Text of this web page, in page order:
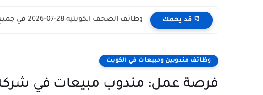
📁 قد يهمك وظائف الصحف الكويتية 28-07-2026 في جميع التخصصات للاجانب والمواطنين
وظائف مندوبين ومبيعات في الكويت
فرصة عمل: مندوب مبيعات في شركة